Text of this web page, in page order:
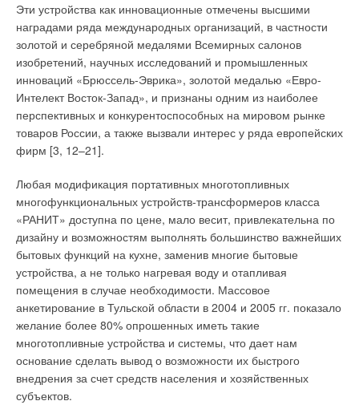
Эти устройства как инновационные отмечены высшими
наградами ряда международных организаций, в частности
золотой и серебряной медалями Всемирных салонов
изобретений, научных исследований и промышленных
инноваций «Брюссель-Эврика», золотой медалью «Евро-
Интелект Восток-Запад», и признаны одним из наиболее
перспективных и конкурентоспособных на мировом рынке
товаров России, а также вызвали интерес у ряда европейских
фирм [3, 12–21].
Любая модификация портативных многотопливных
многофункциональных устройств-трансформеров класса
«РАНИТ» доступна по цене, мало весит, привлекательна по
дизайну и возможностям выполнять большинство важнейших
бытовых функций на кухне, заменив многие бытовые
устройства, а не только нагревая воду и отапливая
помещения в случае необходимости. Массовое
анкетирование в Тульской области в 2004 и 2005 гг. показало
желание более 80% опрошенных иметь такие
многотопливные устройства и системы, что дает нам
основание сделать вывод о возможности их быстрого
внедрения за счет средств населения и хозяйственных
субъектов.